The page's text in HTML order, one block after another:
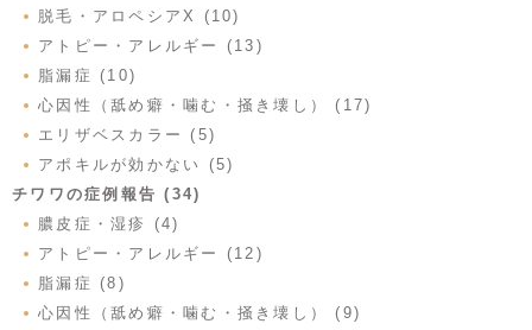
脱毛・アロペシアX (10)
アトピー・アレルギー (13)
脂漏症 (10)
心因性（舐め癖・噛む・掻き壊し） (17)
エリザベスカラー (5)
アポキルが効かない (5)
チワワの症例報告 (34)
膿皮症・湿疹 (4)
アトピー・アレルギー (12)
脂漏症 (8)
心因性（舐め癖・噛む・掻き壊し） (9)